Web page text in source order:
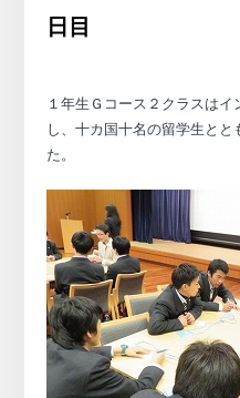
日目
１年生Ｇコース２クラスは
し、十カ国十名の留学生と
た。